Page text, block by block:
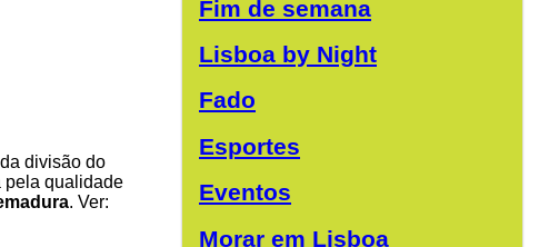
divisão do
pela qualidade
. Ver:
Fim de semana
Lisboa by Night
Fado
Esportes
Eventos
Morar em Lisboa